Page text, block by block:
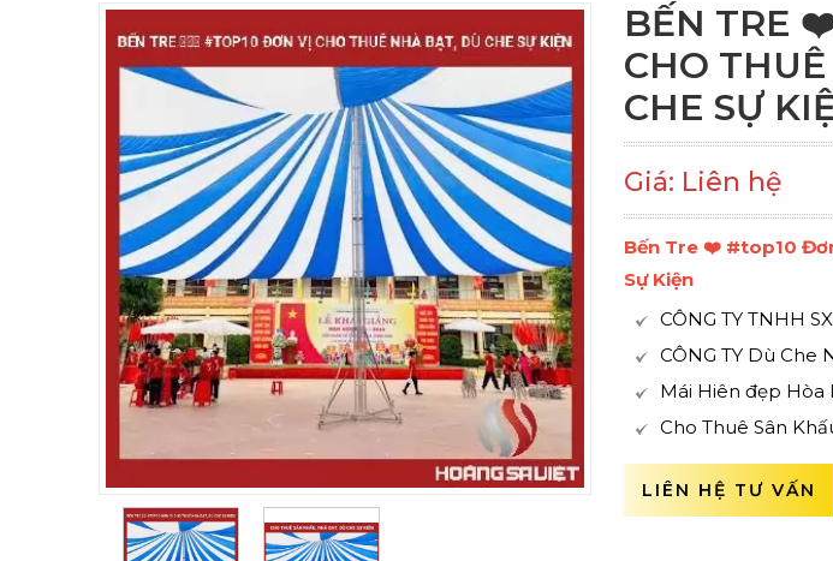
BẾN TRE
CHO
CHE SỰ
Giá: Liên hệ
Bến Tre ❤️️ #top10
Sự Kiện
CÔNG TY TNHH
CÔNG TY Dù Che
Mái Hiên đẹp Hòa
Cho Thuê Sân
LIÊN HỆ TƯ VẤN